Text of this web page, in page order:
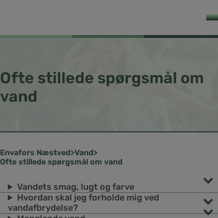
Ofte stillede spørgsmål om
vand
Næstved Vand
Ofte stillede spørgsmål om vand
Vandets smag, lugt og farve
Vandet smager eller lugter anderledes
Hvordan skal jeg forholde mig ved
vandafbrydelse?